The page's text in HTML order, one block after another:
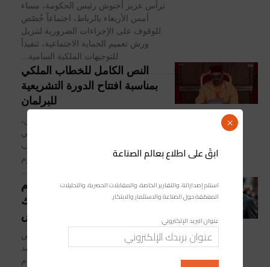
ترأس عزيز أخنوش رئيس الحكومة، مساء
أمس الأربعاء بالرباط، اجتماعاً خُصّص
للوقوف على الإجراءات الضرورية لتنزيل
ورش تعميم الحماية الاجتماعية، تنفيذاً
للتوجيهات الملكية السامية...
النص الكامل للخطاب الملكي
بمناسبة افتتاح الدورة التشريعية
للبرلمان
وجه صاحب الجلالة الملك محمد السادس،
نصره الله، مرفوقا بصاحب السمو الملكي
ولي العهد الأمير مولاي الحسن، وصاحب
السمو الملكي الأمير مولاي رشيد، اليوم
الجمعة،...
جائزة “جان جوريس للسلام
2021” من نصيب جلالة الملك
محمد السادس
مَنَح "المركز الأوروبي للسلام وفض
النزاعات" لصاحب الجلالة الملك محمد
السادس جائزة "جون جوريس" للسلام
ابقَ على اطلاع بعالم الصناعة
استلم إصداراتنا، والتقارير الخاصة، والمقابلات الحصرية، والتحليلات
المعمّقة حول الصناعة والاستثمار والابتكار.
عنوان البريد الإلكتروني:
×